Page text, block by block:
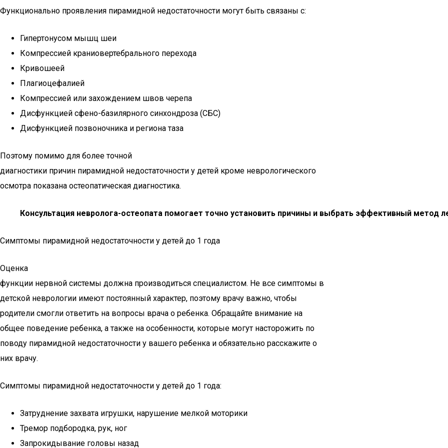
Функционально проявления пирамидной недостаточности могут быть связаны с:
Гипертонусом мышц шеи
Компрессией краниовертебрального перехода
Кривошеей
Плагиоцефалией
Компрессией или захождением швов черепа
Дисфункцией сфено-базилярного синхондроза (СБС)
Дисфункцией позвоночника и региона таза
Поэтому помимо для более точной
диагностики причин пирамидной недостаточности у детей кроме неврологического
осмотра показана остеопатическая диагностика.
Консультация невролога-остеопата помогает точно установить причины и выбрать эффективный метод
Симптомы пирамидной недостаточности у детей до 1 года
Оценка
функции нервной системы должна производиться специалистом. Не все симптомы в
детской неврологии имеют постоянный характер, поэтому врачу важно, чтобы
родители смогли ответить на вопросы врача о ребенка. Обращайте внимание на
общее поведение ребенка, а также на особенности, которые могут насторожить по
поводу пирамидной недостаточности у вашего ребенка и обязательно расскажите о
них врачу.
Симптомы пирамидной недостаточности у детей до 1 года:
Затруднение захвата игрушки, нарушение мелкой моторики
Тремор подбородка, рук, ног
Запрокидывание головы назад